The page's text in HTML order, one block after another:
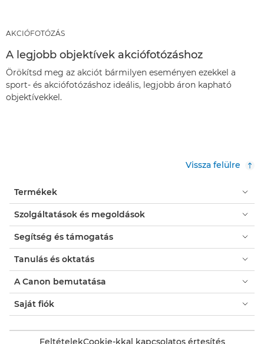
AKCIÓFOTÓZÁS
A legjobb objektívek akciófotózáshoz
Örökítsd meg az akciót bármilyen eseményen ezekkel a
sport- és akciófotózáshoz ideális, legjobb áron kapható
objektívekkel.
Vissza felülre
Termékek
Szolgáltatások és megoldások
Segítség és támogatás
Tanulás és oktatás
A Canon bemutatása
Saját fiók
FeltételekCookie-kkal kapcsolatos értesítés